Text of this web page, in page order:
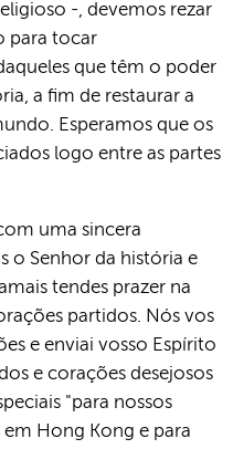
-, devemos rezar
para tocar
que têm o poder
a fim de restaurar a
Esperamos que os
logo entre as partes
uma sincera
o Senhor da história e
tendes prazer na
partidos. Nós vos
e enviai vosso Espírito
e corações desejosos
"para nossos
Hong Kong e para